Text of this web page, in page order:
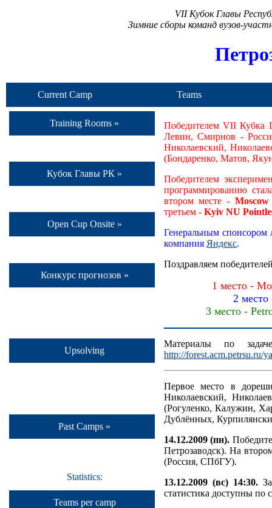
VII Кубок Главы
Зимние сборы команд вузов-
Current Camp Teams
Training Rooms »
Кубок Главы РК »
Open Cup Onsite »
Конкурс прогнозов »
Upsolving
Past Camps »
Statistics:
Teams per camp
Победителем VII Кубка
Левин, Смирнов -
Николаевский,
(Бондаренко, Матов,
Победителем
программированию
втором месте -
третьем - Kyiv NU
Генеральным спонсором
компания Яндекс.
Поздравляем
1 место -
2
3 место -
Материалы по
http://forest.acm.petrsu.ru/
Первое место в
Николаевский,
(Рогуленко, Калужин,
Дублённых,
14.12.2009 (пн).
Петрозаводск). На
(Россия, СПбГУ).
13.12.2009 (вс) 14:30.
статистика доступны по